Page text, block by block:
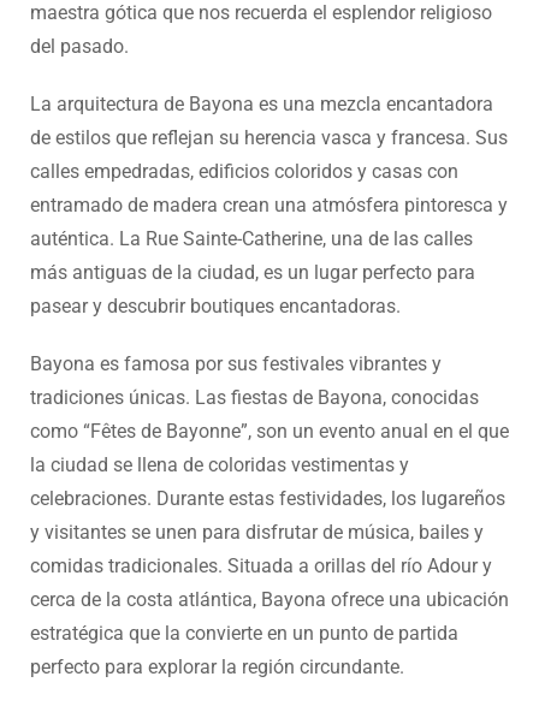
maestra gótica que nos recuerda el esplendor religioso
del pasado.
La arquitectura de Bayona es una mezcla encantadora
de estilos que reflejan su herencia vasca y francesa. Sus
calles empedradas, edificios coloridos y casas con
entramado de madera crean una atmósfera pintoresca y
auténtica. La Rue Sainte-Catherine, una de las calles
más antiguas de la ciudad, es un lugar perfecto para
pasear y descubrir boutiques encantadoras.
Bayona es famosa por sus festivales vibrantes y
tradiciones únicas. Las fiestas de Bayona, conocidas
como “Fêtes de Bayonne”, son un evento anual en el que
la ciudad se llena de coloridas vestimentas y
celebraciones. Durante estas festividades, los lugareños
y visitantes se unen para disfrutar de música, bailes y
comidas tradicionales. Situada a orillas del río Adour y
cerca de la costa atlántica, Bayona ofrece una ubicación
estratégica que la convierte en un punto de partida
perfecto para explorar la región circundante.